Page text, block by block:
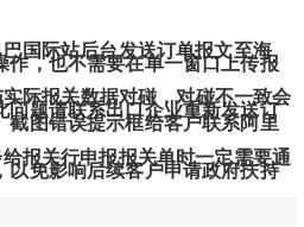
国际站后台发送订单报文至海
作，也不需要在单一窗口上传报
际报关数据对碰，对碰不一致会
问题请联系出口企业重新发送订
截图错误提示框给客户联系阿里
报关行申报报关单时一定需要通
以免影响后续客户申请政府扶持